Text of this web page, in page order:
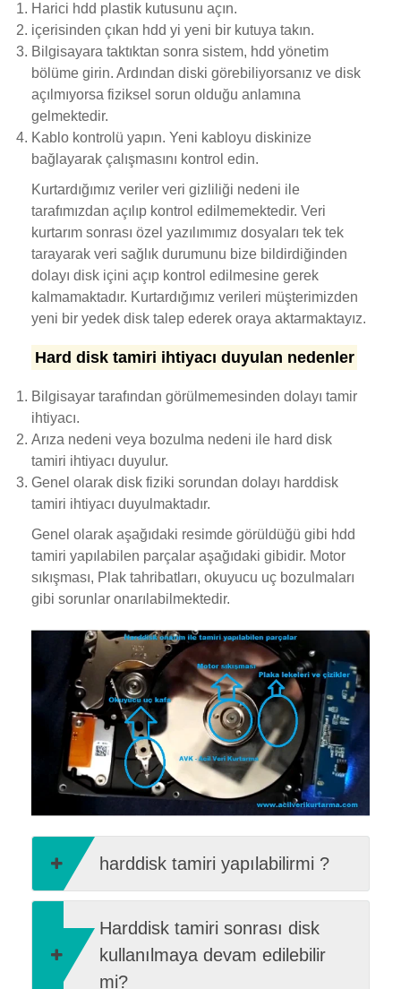
Harici hdd plastik kutusunu açın.
içerisinden çıkan hdd yi yeni bir kutuya takın.
Bilgisayara taktıktan sonra sistem, hdd yönetim
bölüme girin. Ardından diski görebiliyorsanız ve disk
açılmıyorsa fiziksel sorun olduğu anlamına
gelmektedir.
Kablo kontrolü yapın. Yeni kabloyu diskinize
bağlayarak çalışmasını kontrol edin.
Kurtardığımız veriler veri gizliliği nedeni ile
tarafımızdan açılıp kontrol edilmemektedir. Veri
kurtarım sonrası özel yazılımımız dosyaları tek tek
tarayarak veri sağlık durumunu bize bildirdiğinden
dolayı disk içini açıp kontrol edilmesine gerek
kalmamaktadır. Kurtardığımız verileri müşterimizden
yeni bir yedek disk talep ederek oraya aktarmaktayız.
Hard disk tamiri ihtiyacı duyulan nedenler
Bilgisayar tarafından görülmemesinden dolayı tamir
ihtiyacı.
Arıza nedeni veya bozulma nedeni ile hard disk
tamiri ihtiyacı duyulur.
Genel olarak disk fiziki sorundan dolayı harddisk
tamiri ihtiyacı duyulmaktadır.
Genel olarak aşağıdaki resimde görüldüğü gibi hdd
tamiri yapılabilen parçalar aşağıdaki gibidir. Motor
sıkışması, Plak tahribatları, okuyucu uç bozulmaları
gibi sorunlar onarılabilmektedir.
harddisk tamiri yapılabilirmi ?
Harddisk tamiri sonrası disk
kullanılmaya devam edilebilir
mi?